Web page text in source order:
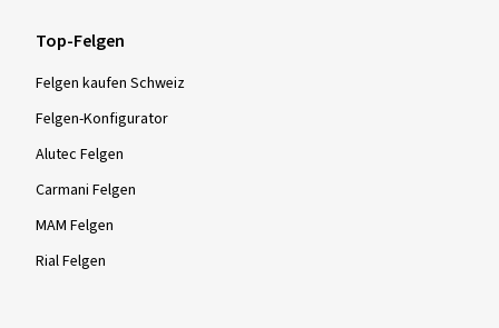
Top-Felgen
Felgen kaufen Schweiz
Felgen-Konfigurator
Alutec Felgen
Carmani Felgen
MAM Felgen
Rial Felgen